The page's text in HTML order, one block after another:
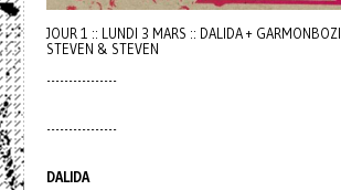
JOUR 1 :: LUNDI 3 MARS :: DALIDA +
STEVEN & STEVEN
----------------
----------------
DALIDA